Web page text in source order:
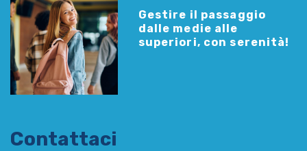
Gestire il passaggio
dalle medie alle
superiori, con serenità!
Contattaci